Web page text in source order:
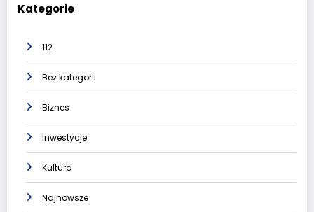
Kategorie
112
Bez kategorii
Biznes
Inwestycje
Kultura
Najnowsze